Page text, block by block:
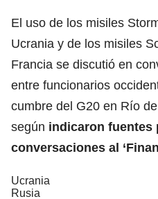
El uso de los misiles
Ucrania y de los misiles
Francia se discutió en
entre funcionarios
cumbre del G20 en Río
según indicaron fuentes
conversaciones al
Ucrania
Rusia